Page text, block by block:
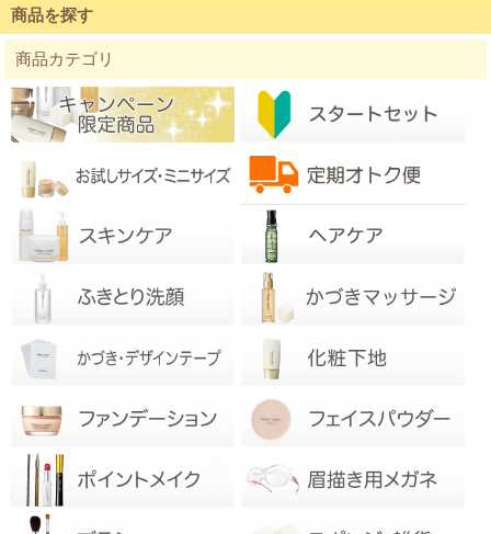
商品を探す
商品カテゴリ